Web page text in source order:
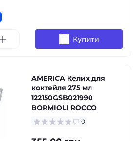
Купити
AMERICA Келих для
коктейля 275 мл
122150GSB021990
BORMIOLI ROCCO
0